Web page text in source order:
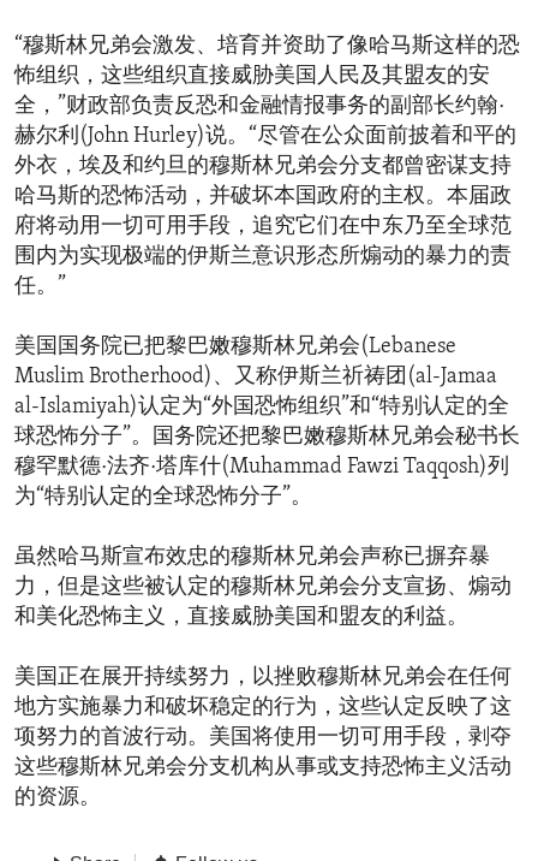
“穆斯林兄弟会激发、培育并资助了像哈马斯这样的恐
怖组织，这些组织直接威胁美国人民及其盟友的安
全，”财政部负责反恐和金融情报事务的副部长约翰·
赫尔利(John Hurley)说。“尽管在公众面前披着和平的
外衣，埃及和约旦的穆斯林兄弟会分支都曾密谋支持
哈马斯的恐怖活动，并破坏本国政府的主权。本届政
府将动用一切可用手段，追究它们在中东乃至全球范
围内为实现极端的伊斯兰意识形态所煽动的暴力的责
任。”
美国国务院已把黎巴嫩穆斯林兄弟会(Lebanese
Muslim Brotherhood)、又称伊斯兰祈祷团(al-Jamaa
al-Islamiyah)认定为“外国恐怖组织”和“特别认定的全
球恐怖分子”。国务院还把黎巴嫩穆斯林兄弟会秘书长
穆罕默德·法齐·塔库什(Muhammad Fawzi Taqqosh)列
为“特别认定的全球恐怖分子”。
虽然哈马斯宣布效忠的穆斯林兄弟会声称已摒弃暴
力，但是这些被认定的穆斯林兄弟会分支宣扬、煽动
和美化恐怖主义，直接威胁美国和盟友的利益。
美国正在展开持续努力，以挫败穆斯林兄弟会在任何
地方实施暴力和破坏稳定的行为，这些认定反映了这
项努力的首波行动。美国将使用一切可用手段，剥夺
这些穆斯林兄弟会分支机构从事或支持恐怖主义活动
的资源。